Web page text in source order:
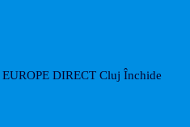
EUROPE DIRECT Cluj Închide